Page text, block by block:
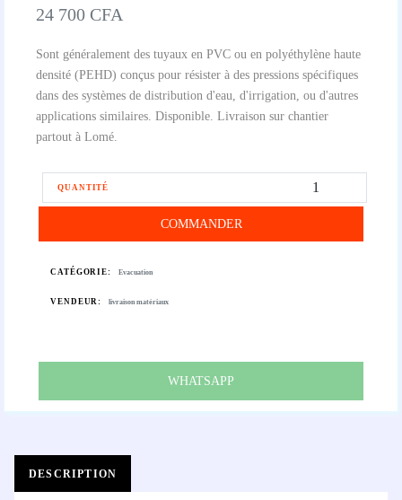
24 700 CFA
Sont généralement des tuyaux en PVC ou en polyéthylène haute
densité (PEHD) conçus pour résister à des pressions spécifiques
dans des systèmes de distribution d'eau, d'irrigation, ou d'autres
applications similaires. Disponible. Livraison sur chantier
partout à Lomé.
QUANTITÉ
COMMANDER
CATÉGORIE: Evacuation
VENDEUR: livraison matériaux
WHATSAPP
DESCRIPTION